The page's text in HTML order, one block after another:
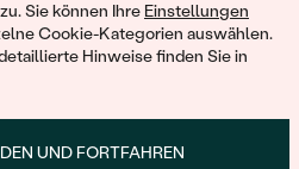
Sie können Ihre Einstellungen
Cookie-Kategorien auswählen.
Hinweise finden Sie in
UND FORTFAHREN
im Warenkorb